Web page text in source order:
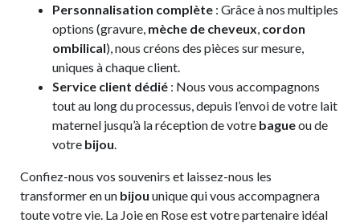
Personnalisation complète : Grâce à nos multiples
options (gravure, mèche de cheveux cordon
ombilical), nous créons des pièces sur mesure,
uniques à chaque client.
Service client dédié : Nous vous accompagnons
tout au long du processus, depuis l’envoi de votre lait
maternel jusqu’à la réception de votre bagueou de
votre bijou
Confiez-nous vos souvenirs et laissez-nous les
transformer en un bijou unique qui vous accompagnera
toute votre vie. La Joie en Rose est votre partenaire idéal